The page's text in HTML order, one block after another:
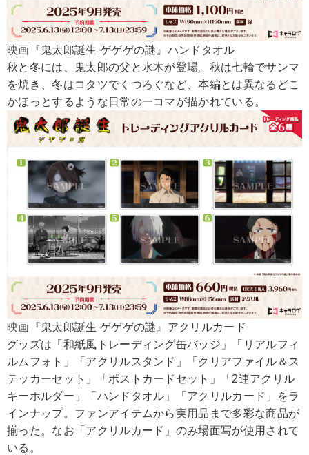
映画『鬼太郎誕生 ゲゲゲの謎』ハンドタオル
秋と冬には、鬼太郎の父と水木が登場。秋は七輪でサンマ
を焼き、冬はコタツでくつろぐなど、本編とは異なるどこ
かほっとするような日常の一コマが描かれている。
映画『鬼太郎誕生 ゲゲゲの謎』アクリルカード
グッズは「和紙風トレーディング缶バッジ」「リアルフィ
ルムフォト」「アクリルスタンド」「クリアファイル＆ス
テッカーセット」「ポストカードセット」「2連アクリル
キーホルダー」「ハンドタオル」「アクリルカード」をラ
インナップ。ファンアイテムから実用品まで多彩な商品が
揃った。なお「アクリルカード」のみ場面写が使用されて
いる。